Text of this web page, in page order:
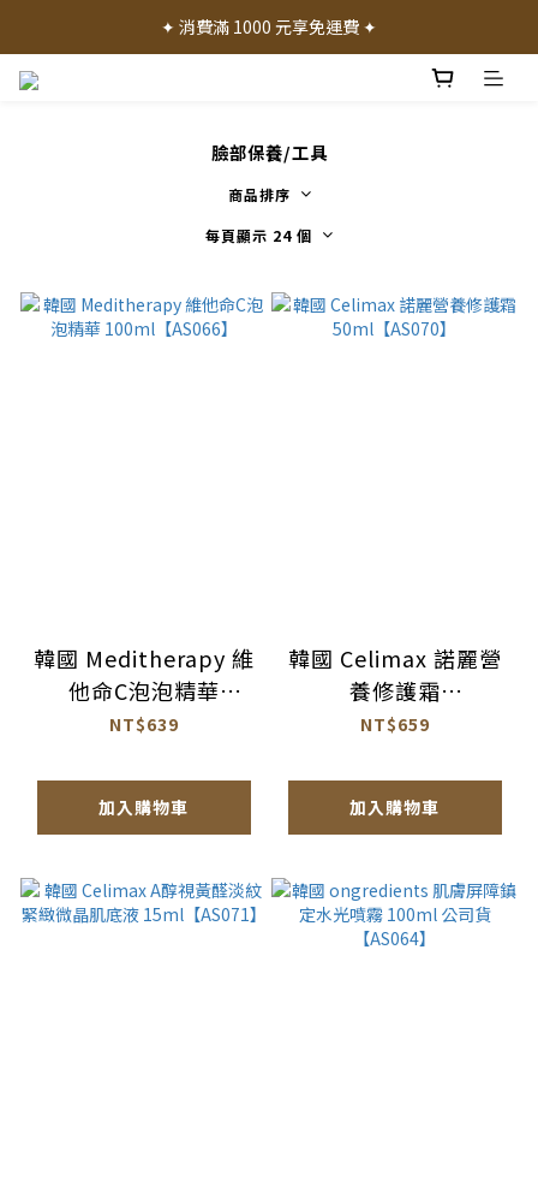
✦ 加入會員就送 50 元購物禮金 ✦
✦ 消費滿 1000 元享免運費 ✦
臉部保養/工具
商品排序
每頁顯示 24 個
韓國 Meditherapy 維
他命C泡泡精華
100ml【AS066】
NT$639
加入購物車
韓國 Celimax 諾麗營
養修護霜
50ml【AS070】
NT$659
加入購物車